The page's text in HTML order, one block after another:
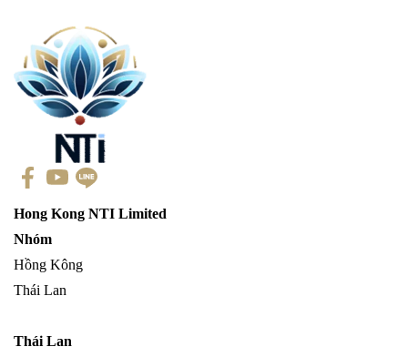
Hong Kong NTI Limited
Nhóm
Hồng Kông
Thái Lan
Thái Lan